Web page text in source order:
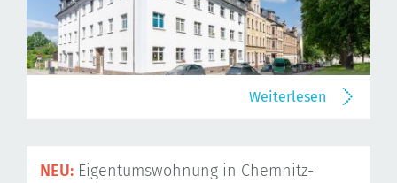
Weiterlesen
NEU: Eigentumswohnung in Chemnitz-